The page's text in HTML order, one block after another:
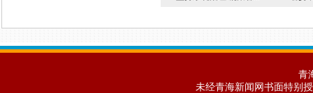
青
未经青海新闻网书面特别